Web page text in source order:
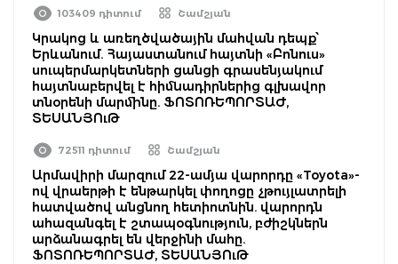
103409 դիտում Շամշյան
Կրակոց և առեղծվածային մահվան դեպք՝
Երևանում. Հայաստանում հայտնի «Բոնուս»
սուպերմարկետների ցանցի գրասենյակում
հայտնաբերվել է հիմնադիրներից գլխավոր
տնօրենի մարմինը. ՖՈՏՈՌԵՊՈՐՏԱԺ,
ՏԵՍԱՆՅՈւԹ
72511 դիտում Շամշյան
Արմավիրի մարզում 22-ամյա վարորդը «Toyota»-
ով վրաերթի է ենթարկել փողոցը չթույլատրելի
հատվածով անցնող հետիոտնին. վարորդն
ահազանգել է շտապօգնություն, բժիշկներն
արձանագրել են վերջինի մահը.
ՖՈՏՈՌԵՊՈՐՏԱԺ, ՏԵՍԱՆՅՈւԹ